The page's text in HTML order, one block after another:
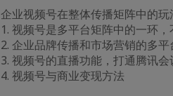
企业视频号在整体传播矩阵中的玩
1. 视频号是多平台矩阵中的一环
2. 企业品牌传播和市场营销的多
3. 视频号的直播功能，打通腾讯会
4. 视频号与商业变现方法